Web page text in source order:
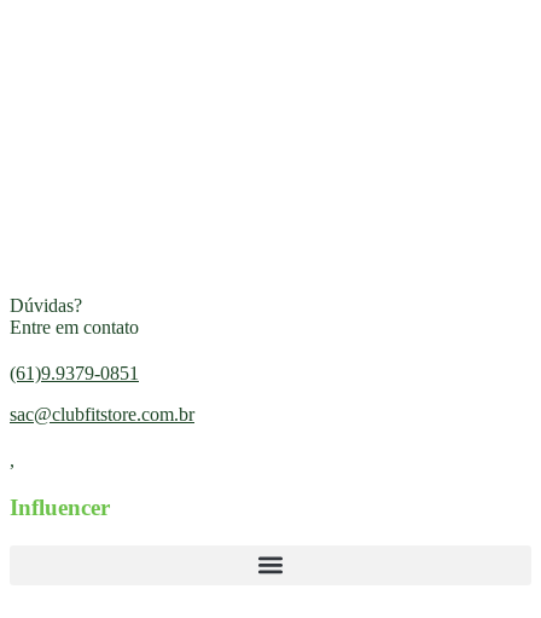
Dúvidas?
Entre em contato
(61)9.9379-0851
sac@clubfitstore.com.br
,
Influencer